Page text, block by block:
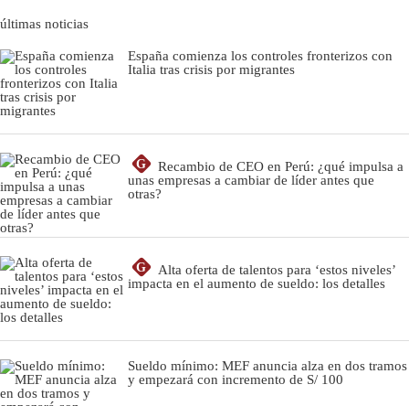
últimas noticias
España comienza los controles fronterizos con
Italia tras crisis por migrantes
G
Recambio de CEO en Perú: ¿qué impulsa a
unas empresas a cambiar de líder antes que
otras?
G
Alta oferta de talentos para ‘estos niveles’
impacta en el aumento de sueldo: los detalles
Sueldo mínimo: MEF anuncia alza en dos tramos
y empezará con incremento de S/ 100